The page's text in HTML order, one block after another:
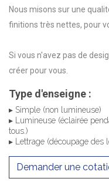
Nous misons sur une
finitions très nettes, pour
Si vous n'avez pas de
créer pour vous.
Type d'enseigne :
▸ Simple (non lumineuse)
▸ Lumineuse (éclairée
tous.)
▸ Lettrage (découpage des
Demander une